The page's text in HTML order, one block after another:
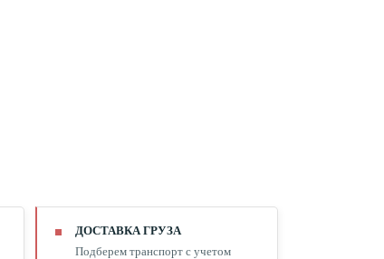
ДОСТАВКА ГРУЗА
Подберем транспорт с учетом